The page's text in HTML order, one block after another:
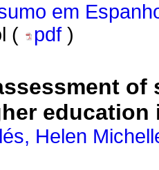
em
(
pdf )
Helen